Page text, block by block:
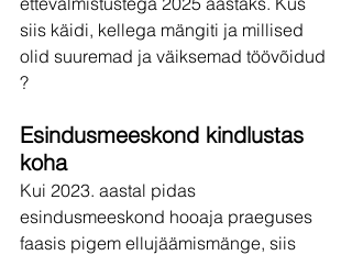
siis käidi, kellega mängiti ja millised
olid suuremad ja väiksemad töövõidud
?
Esindusmeeskond kindlustas
koha
Kui 2023. aastal pidas
esindusmeeskond hooaja praeguses
faasis pigem ellujäämismänge, siis